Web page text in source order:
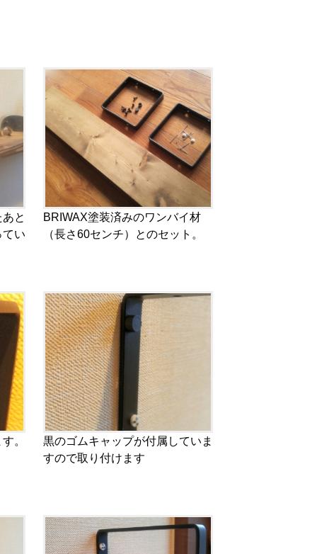
と
い
BRIWAX塗装済みのワンバイ材
（長さ60センチ）とのセット。
。
黒のゴムキャップが付属していま
すので取り付けます